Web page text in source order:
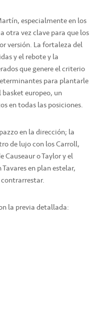
especialmente en los
otra vez clave para que los
versión. La fortaleza del
y el rebote y la
que genere el criterio
para plantarle
europeo, un
en todas las posiciones.
en la dirección; la
de lujo con los Carroll,
Causeaur o Taylor y el
en plan estelar,
la previa detallada: